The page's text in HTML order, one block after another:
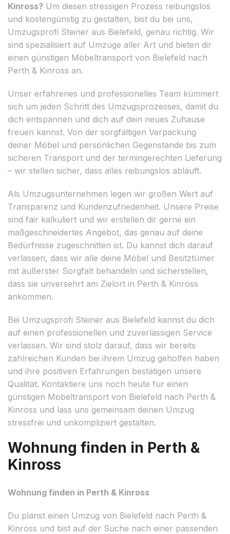
Kinross? Um diesen stressigen Prozess reibungslos
und kostengünstig zu gestalten, bist du bei uns,
Umzugsprofi Steiner aus Bielefeld, genau richtig. Wir
sind spezialisiert auf Umzüge aller Art und bieten dir
einen günstigen Möbeltransport von Bielefeld nach
Perth & Kinross an.
Unser erfahrenes und professionelles Team kümmert
sich um jeden Schritt des Umzugsprozesses, damit du
dich entspannen und dich auf dein neues Zuhause
freuen kannst. Von der sorgfältigen Verpackung
deiner Möbel und persönlichen Gegenstände bis zum
sicheren Transport und der termingerechten Lieferung
– wir stellen sicher, dass alles reibungslos abläuft.
Als Umzugsunternehmen legen wir großen Wert auf
Transparenz und Kundenzufriedenheit. Unsere Preise
sind fair kalkuliert und wir erstellen dir gerne ein
maßgeschneidertes Angebot, das genau auf deine
Bedürfnisse zugeschnitten ist. Du kannst dich darauf
verlassen, dass wir alle deine Möbel und Besitztümer
mit äußerster Sorgfalt behandeln und sicherstellen,
dass sie unversehrt am Zielort in Perth & Kinross
ankommen.
Bei Umzugsprofi Steiner aus Bielefeld kannst du dich
auf einen professionellen und zuverlässigen Service
verlassen. Wir sind stolz darauf, dass wir bereits
zahlreichen Kunden bei ihrem Umzug geholfen haben
und ihre positiven Erfahrungen bestätigen unsere
Qualität. Kontaktiere uns noch heute für einen
günstigen Möbeltransport von Bielefeld nach Perth &
Kinross und lass uns gemeinsam deinen Umzug
stressfrei und unkompliziert gestalten.
Wohnung finden in Perth &
Kinross
Wohnung finden in Perth & Kinross
Du planst einen Umzug von Bielefeld nach Perth &
Kinross und bist auf der Suche nach einer passenden